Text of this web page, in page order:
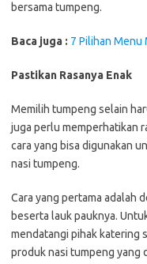
bersama tumpeng.
Baca juga : 7 Pilihan Menu
Pastikan Rasanya Enak
Memilih tumpeng selain
juga perlu memperhatikan
cara yang bisa digunakan
nasi tumpeng.
Cara yang pertama adalah
beserta lauk pauknya.
mendatangi pihak katering
produk nasi tumpeng yang